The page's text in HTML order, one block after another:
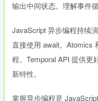
输出中间状态。理解事件循
JavaScript 异步编程持续
直接使用 await。Atomics
程。Temporal API 提供更
新特性。
掌握异步编程是